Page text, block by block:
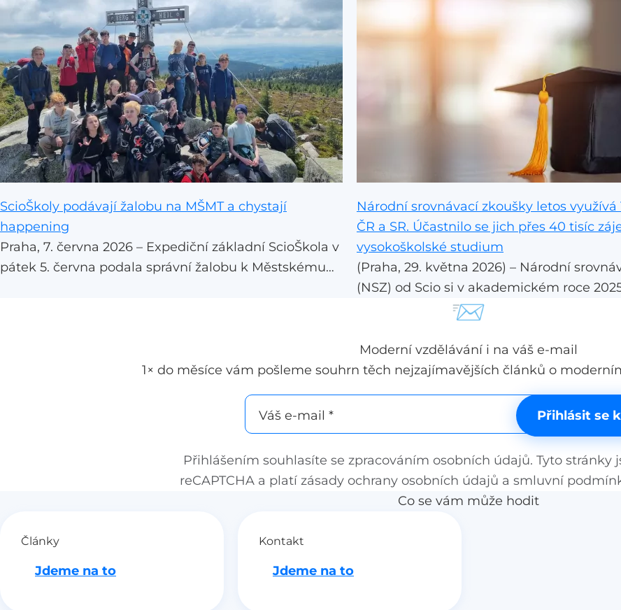
ScioŠkoly podávají žalobu na MŠMT a chystají
happening
Praha, 7. června 2026 – Expediční základní ScioŠkola v
pátek 5. června podala správní žalobu k Městskému
propojuje online výuku s expedicemi, to znamená
ScioŠkola proto rovněž žádá soud o přiznání
odkladného účinku a chystá další kroky.
Národní srovnávací zkoušky letos
ČR a SR. Účastnilo se jich přes 40 tisíc
vysokoškolské studium
(Praha, 29. května 2026) – Národní
(NSZ) od Scio si v akademickém roce
součást přijímacího řízení vybrala stovka
předběžných dat zúčastnilo přes 40 tisíc
Společnost Scio, která NSZ pořádá,
zkoušek i zpětné vazbě samotných
📨
Moderní vzdělávání i na váš e-mail
1× do měsíce vám pošleme souhrn těch nejzajímavějších článků o
Váš e-mail * Přihlásit se
Přihlášením souhlasíte se zpracováním osobních údajů. Tyto stránky
reCAPTCHA a platí zásady ochrany osobních údajů a smluvní
Co se vám může hodit
Články
Jdeme na to
Kontakt
Jdeme na to